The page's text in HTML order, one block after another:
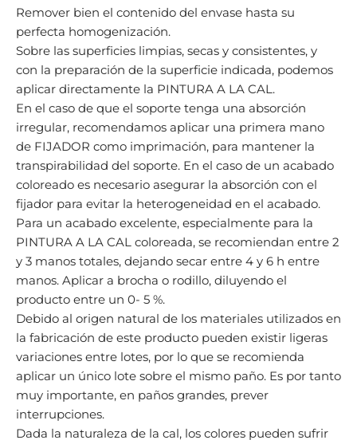
Remover bien el contenido del envase hasta su
perfecta homogenización.
Sobre las superficies limpias, secas y consistentes, y
con la preparación de la superficie indicada, podemos
aplicar directamente la PINTURA A LA CAL.
En el caso de que el soporte tenga una absorción
irregular, recomendamos aplicar una primera mano
de FIJADOR como imprimación, para mantener la
transpirabilidad del soporte. En el caso de un acabado
coloreado es necesario asegurar la absorción con el
fijador para evitar la heterogeneidad en el acabado.
Para un acabado excelente, especialmente para la
PINTURA A LA CAL coloreada, se recomiendan entre 2
y 3 manos totales, dejando secar entre 4 y 6 h entre
manos. Aplicar a brocha o rodillo, diluyendo el
producto entre un 0- 5 %.
Debido al origen natural de los materiales utilizados en
la fabricación de este producto pueden existir ligeras
variaciones entre lotes, por lo que se recomienda
aplicar un único lote sobre el mismo paño. Es por tanto
muy importante, en paños grandes, prever
interrupciones.
Dada la naturaleza de la cal, los colores pueden sufrir